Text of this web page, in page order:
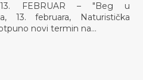
FEBRUAR – "Beg u
13. februara, Naturistička
novi termin na…